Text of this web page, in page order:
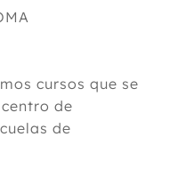
cursos que se
de
de